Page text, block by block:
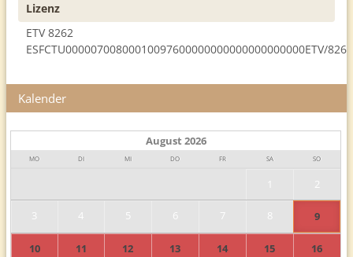
Lizenz
ETV 8262
ESFCTU00000700800010097600000000000000000000ETV/
Kalender
August 2026
MO DI MI DO FR SA SO
2
3 4 5 6 7 8 9
10 11 12 13 14 15 16